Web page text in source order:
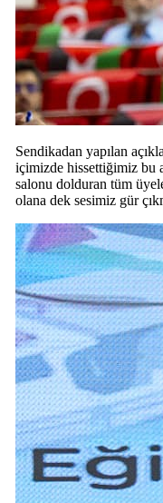
Sendikadan yapılan
içimizde hissettiğimiz bu
salonu dolduran tüm
olana dek sesimiz gür